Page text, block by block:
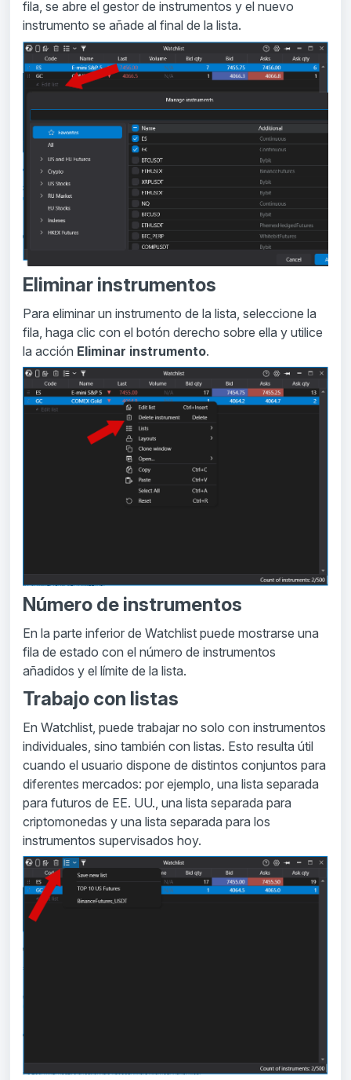
fila, se abre el gestor de instrumentos y el nuevo
instrumento se añade al final de la lista.
Eliminar instrumentos
Para eliminar un instrumento de la lista, seleccione la
fila, haga clic con el botón derecho sobre ella y utilice
la acción Eliminar instrumento.
Número de instrumentos
En la parte inferior de Watchlist puede mostrarse una
fila de estado con el número de instrumentos
añadidos y el límite de la lista.
Trabajo con listas
En Watchlist, puede trabajar no solo con instrumentos
individuales, sino también con listas. Esto resulta útil
cuando el usuario dispone de distintos conjuntos para
diferentes mercados: por ejemplo, una lista separada
para futuros de EE. UU., una lista separada para
criptomonedas y una lista separada para los
instrumentos supervisados hoy.